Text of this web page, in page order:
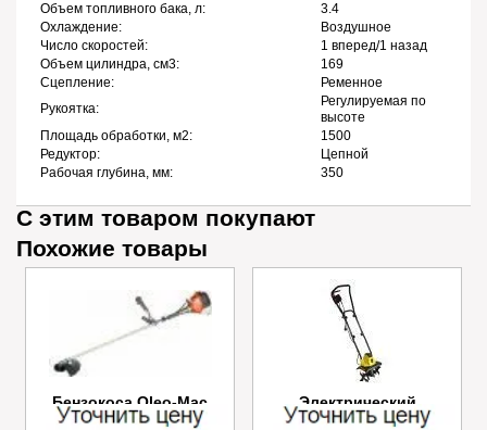
Объем топливного бака, л:
3.4
Охлаждение:
Воздушное
Число скоростей:
1 вперед/1 назад
Объем цилиндра, см3:
169
Сцепление:
Ременное
Рукоятка:
Регулируемая по
высоте
Площадь обработки, м2:
1500
Редуктор:
Цепной
Рабочая глубина, мм:
350
С этим товаром покупают
Похожие товары
Бензокоса Oleo-Mac
SPARTA 25
Электрический
культиватор Champion